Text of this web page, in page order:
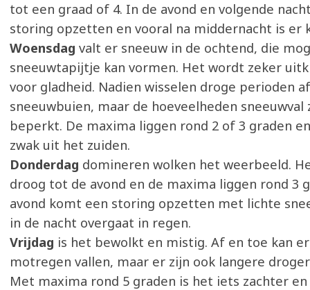
tot een graad of 4. In de avond en volgende
storing opzetten en vooral na middernacht is er
Woensdag valt er sneeuw in de ochtend, die
sneeuwtapijtje kan vormen. Het wordt zeker
voor gladheid. Nadien wisselen droge perioden
sneeuwbuien, maar de hoeveelheden sneeuwval
beperkt. De maxima liggen rond 2 of 3 graden
zwak uit het zuiden.
Donderdag domineren wolken het weerbeeld.
droog tot de avond en de maxima liggen rond 3
avond komt een storing opzetten met lichte
in de nacht overgaat in regen.
Vrijdag is het bewolkt en mistig. Af en toe kan
motregen vallen, maar er zijn ook langere
Met maxima rond 5 graden is het iets zachter